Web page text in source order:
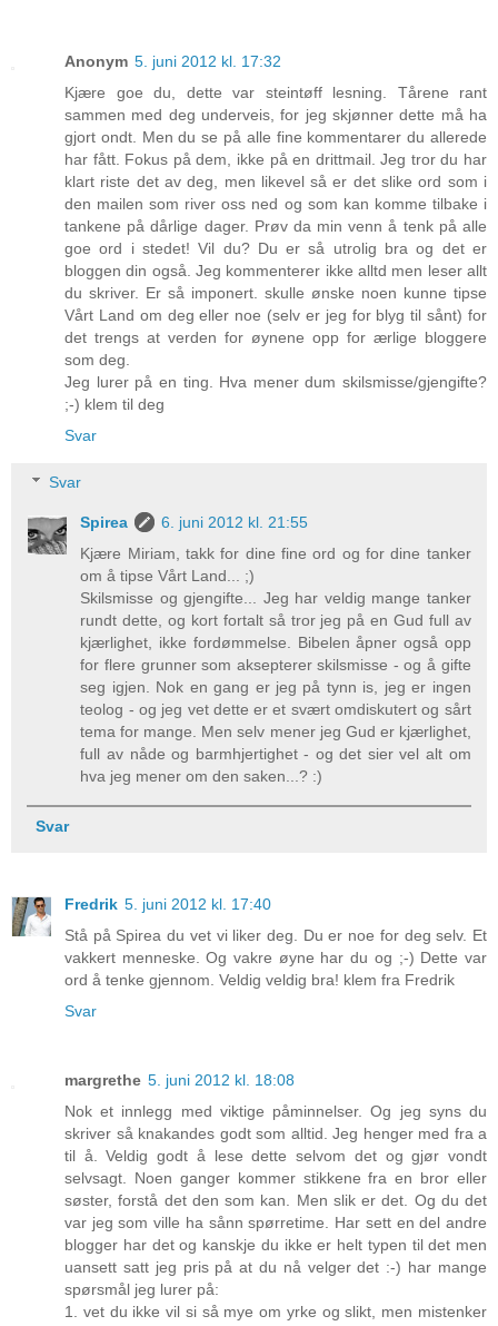
Anonym 5. juni 2012 kl. 17:32
Kjære goe du, dette var steintøff lesning. Tårene rant
sammen med deg underveis, for jeg skjønner dette må ha
gjort ondt. Men du se på alle fine kommentarer du allerede
har fått. Fokus på dem, ikke på en drittmail. Jeg tror du har
klart riste det av deg, men likevel så er det slike ord som i
den mailen som river oss ned og som kan komme tilbake i
tankene på dårlige dager. Prøv da min venn å tenk på alle
goe ord i stedet! Vil du? Du er så utrolig bra og det er
bloggen din også. Jeg kommenterer ikke alltd men leser allt
du skriver. Er så imponert. skulle ønske noen kunne tipse
Vårt Land om deg eller noe (selv er jeg for blyg til sånt) for
det trengs at verden for øynene opp for ærlige bloggere
som deg.
Jeg lurer på en ting. Hva mener dum skilsmisse/gjengifte?
;-) klem til deg
Svar
Svar
Spirea
6. juni 2012 kl. 21:55
Kjære Miriam, takk for dine fine ord og for dine tanker
om å tipse Vårt Land... ;)
Skilsmisse og gjengifte... Jeg har veldig mange tanker
rundt dette, og kort fortalt så tror jeg på en Gud full av
kjærlighet, ikke fordømmelse. Bibelen åpner også opp
for flere grunner som aksepterer skilsmisse - og å gifte
seg igjen. Nok en gang er jeg på tynn is, jeg er ingen
teolog - og jeg vet dette er et svært omdiskutert og sårt
tema for mange. Men selv mener jeg Gud er kjærlighet,
full av nåde og barmhjertighet - og det sier vel alt om
hva jeg mener om den saken...? :)
Svar
Fredrik 5. juni 2012 kl. 17:40
Stå på Spirea du vet vi liker deg. Du er noe for deg selv. Et
vakkert menneske. Og vakre øyne har du og ;-) Dette var
ord å tenke gjennom. Veldig veldig bra! klem fra Fredrik
Svar
margrethe 5. juni 2012 kl. 18:08
Nok et innlegg med viktige påminnelser. Og jeg syns du
skriver så knakandes godt som alltid. Jeg henger med fra a
til å. Veldig godt å lese dette selvom det og gjør vondt
selvsagt. Noen ganger kommer stikkene fra en bror eller
søster, forstå det den som kan. Men slik er det. Og du det
var jeg som ville ha sånn spørretime. Har sett en del andre
blogger har det og kanskje du ikke er helt typen til det men
uansett satt jeg pris på at du nå velger det :-) har mange
spørsmål jeg lurer på:
1. vet du ikke vil si så mye om yrke og slikt, men mistenker